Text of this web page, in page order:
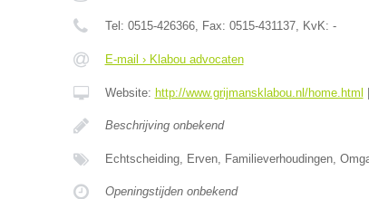
Tel: 0515-426366, Fax: 0515-431137, KvK: -
E-mail › Klabou advocaten
Website: http://www.grijmansklabou.nl/home.html
Beschrijving onbekend
Echtscheiding, Erven, Familieverhoudingen,
Openingstijden onbekend